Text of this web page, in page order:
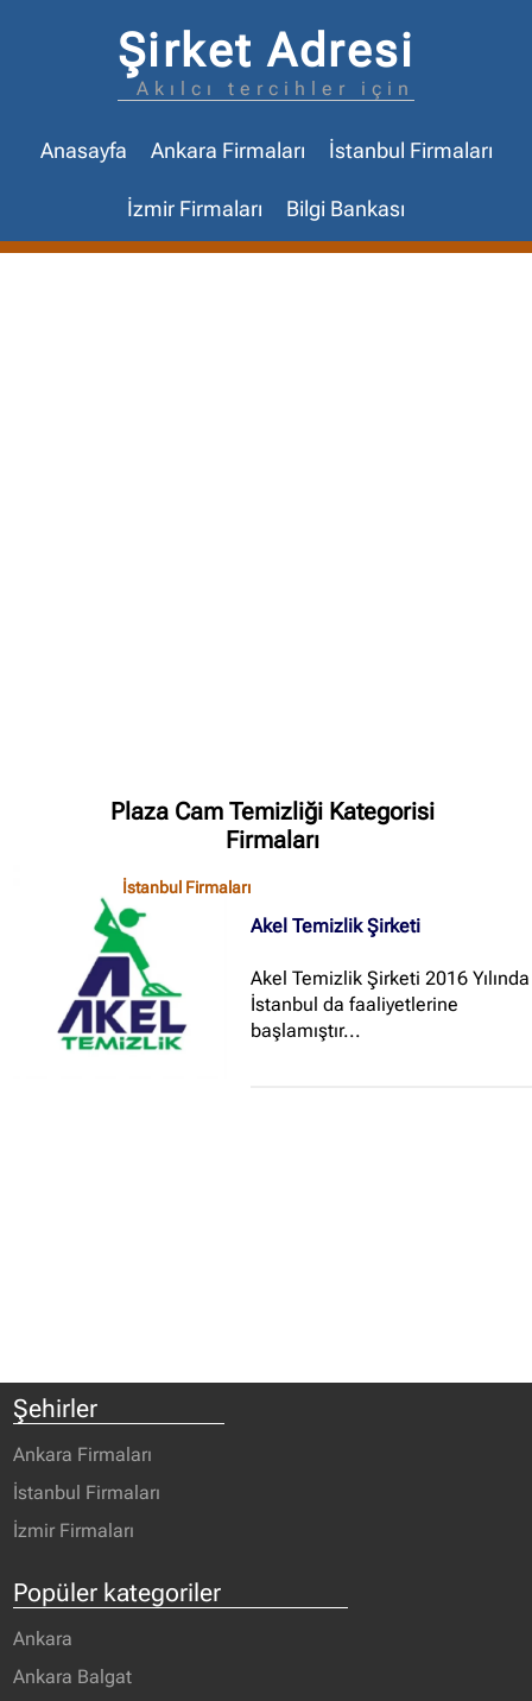
Şirket Adresi
Akılcı tercihler için
Anasayfa Ankara Firmaları İstanbul Firmaları
İzmir Firmaları Bilgi Bankası
Plaza Cam Temizliği Kategorisi
Firmaları
İstanbul Firmaları
Akel Temizlik Şirketi
Akel Temizlik Şirketi 2016 Yılında
İstanbul da faaliyetlerine
başlamıştır...
Şehirler
Ankara Firmaları
İstanbul Firmaları
İzmir Firmaları
Popüler kategoriler
Ankara
Ankara Balgat
İstanbul Firmaları